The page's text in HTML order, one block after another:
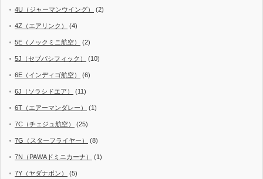
4U（ジャーマンウイング） (2)
4Z（エアリンク） (4)
5E（ノックミニ航空） (2)
5J（セブパシフィック） (10)
6E（インディゴ航空） (6)
6J（ソラシドエア） (11)
6T（エアーマンダレー） (1)
7C（チェジュ航空） (25)
7G（スターフライヤー） (8)
7N（PAWAドミニカーナ） (1)
7Y（ヤダナポン） (5)